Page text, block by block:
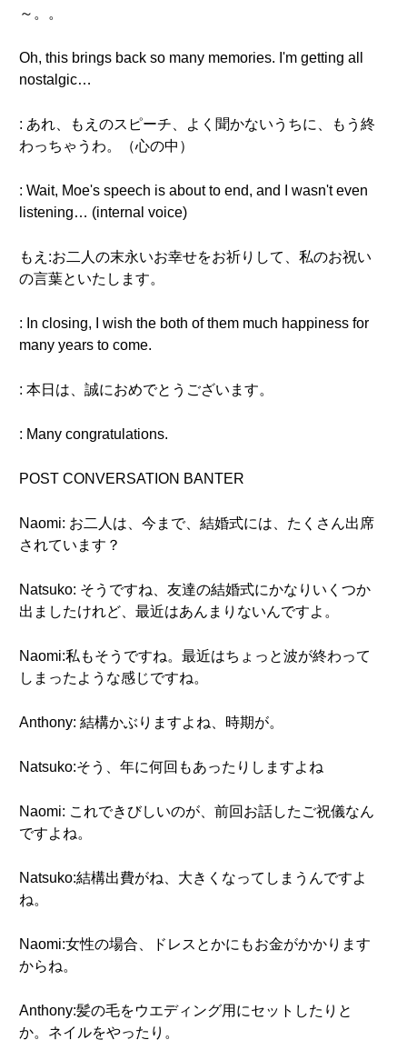
～。。
Oh, this brings back so many memories. I'm getting all
nostalgic…
: あれ、もえのスピーチ、よく聞かないうちに、もう終
わっちゃうわ。（心の中）
: Wait, Moe's speech is about to end, and I wasn't even
listening… (internal voice)
もえ:お二人の末永いお幸せをお祈りして、私のお祝い
の言葉といたします。
: In closing, I wish the both of them much happiness for
many years to come.
: 本日は、誠におめでとうございます。
: Many congratulations.
POST CONVERSATION BANTER
Naomi: お二人は、今まで、結婚式には、たくさん出席
されています？
Natsuko: そうですね、友達の結婚式にかなりいくつか
出ましたけれど、最近はあんまりないんですよ。
Naomi:私もそうですね。最近はちょっと波が終わって
しまったような感じですね。
Anthony: 結構かぶりますよね、時期が。
Natsuko:そう、年に何回もあったりしますよね
Naomi: これできびしいのが、前回お話したご祝儀なん
ですよね。
Natsuko:結構出費がね、大きくなってしまうんですよ
ね。
Naomi:女性の場合、ドレスとかにもお金がかかります
からね。
Anthony:髪の毛をウエディング用にセットしたりと
か。ネイルをやったり。